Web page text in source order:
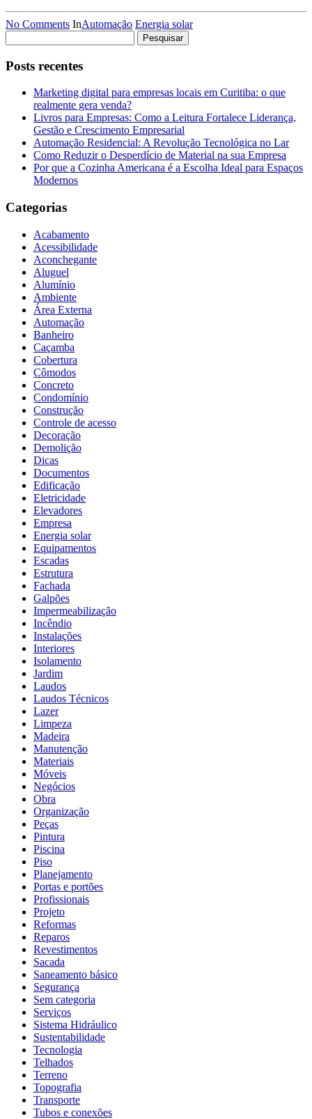
No Comments InAutomação Energia solar
por:
Posts recentes
Marketing digital para empresas locais em Curitiba: o que
realmente gera venda?
Livros para Empresas: Como a Leitura Fortalece Liderança,
Gestão e Crescimento Empresarial
Automação Residencial: A Revolução Tecnológica no Lar
Como Reduzir o Desperdício de Material na sua Empresa
Por que a Cozinha Americana é a Escolha Ideal para Espaços
Modernos
Categorias
Acabamento
Acessibilidade
Aconchegante
Aluguel
Alumínio
Ambiente
Área Externa
Automação
Banheiro
Caçamba
Cobertura
Cômodos
Concreto
Condomínio
Construção
Controle de acesso
Decoração
Demolição
Dicas
Documentos
Edificação
Eletricidade
Elevadores
Empresa
Energia solar
Equipamentos
Escadas
Estrutura
Fachada
Galpões
Impermeabilização
Incêndio
Instalações
Interiores
Isolamento
Jardim
Laudos
Laudos Técnicos
Lazer
Limpeza
Madeira
Manutenção
Materiais
Móveis
Negócios
Obra
Organização
Peças
Pintura
Piscina
Piso
Planejamento
Portas e portões
Profissionais
Projeto
Reformas
Reparos
Revestimentos
Sacada
Saneamento básico
Segurança
Sem categoria
Serviços
Sistema Hidráulico
Sustentabilidade
Tecnologia
Telhados
Terreno
Topografia
Transporte
Tubos e conexões